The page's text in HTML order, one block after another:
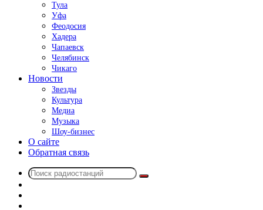
Тула
Уфа
Феодосия
Хадера
Чапаевск
Челябинск
Чикаго
Новости
Звезды
Культура
Медиа
Музыка
Шоу-бизнес
О сайте
Обратная связь
Поиск